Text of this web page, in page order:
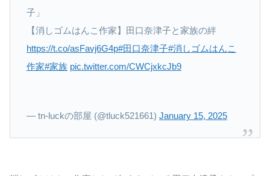
子」
【消しゴムはんこ作家】田口奈津子と家族の絆
https://t.co/asFavj6G4p#田口奈津子#消しゴムはんこ
作家#家族 pic.twitter.com/CWCjxkcJb9
— tn-luckの部屋 (@tluck521661) January 15, 2025